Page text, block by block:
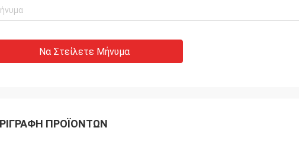
Να Στείλετε Μήνυμα
ΠΡΟΪΌΝΤΩΝ